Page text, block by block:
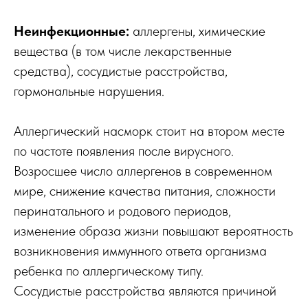
Неинфекционные: аллергены, химические
вещества (в том числе лекарственные
средства), сосудистые расстройства,
гормональные нарушения.
Аллергический насморк стоит на втором месте
по частоте появления после вирусного.
Возросшее число аллергенов в современном
мире, снижение качества питания, сложности
перинатального и родового периодов,
изменение образа жизни повышают вероятность
возникновения иммунного ответа организма
ребенка по аллергическому типу.
Сосудистые расстройства являются причиной